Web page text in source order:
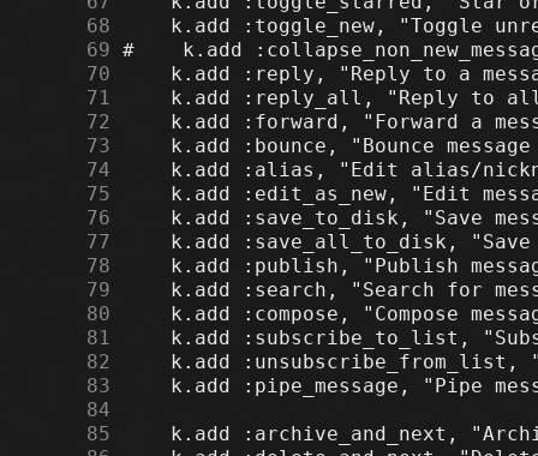
     68
     69
     70
     71
     72
     73
     74
     75
     76
     77
     78
     79
     80
     81
     82
     83
     84
     85